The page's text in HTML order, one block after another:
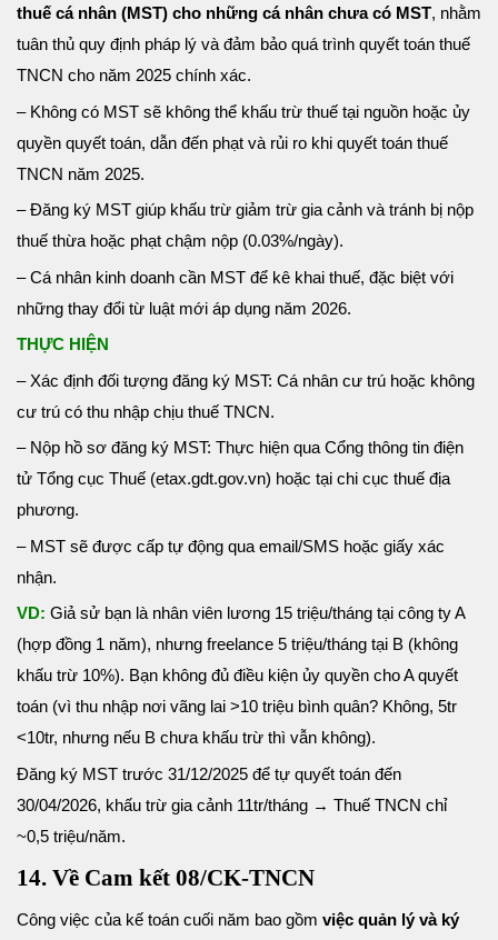
thuế cá nhân (MST) cho những cá nhân chưa có MST, nhằm
tuân thủ quy định pháp lý và đảm bảo quá trình quyết toán thuế
TNCN cho năm 2025 chính xác.
– Không có MST sẽ không thể khấu trừ thuế tại nguồn hoặc ủy
quyền quyết toán, dẫn đến phạt và rủi ro khi quyết toán thuế
TNCN năm 2025.
– Đăng ký MST giúp khấu trừ giảm trừ gia cảnh và tránh bị nộp
thuế thừa hoặc phạt chậm nộp (0.03%/ngày).
– Cá nhân kinh doanh cần MST để kê khai thuế, đặc biệt với
những thay đổi từ luật mới áp dụng năm 2026.
THỰC HIỆN
– Xác định đối tượng đăng ký MST: Cá nhân cư trú hoặc không
cư trú có thu nhập chịu thuế TNCN.
– Nộp hồ sơ đăng ký MST: Thực hiện qua Cổng thông tin điện
tử Tổng cục Thuế (etax.gdt.gov.vn) hoặc tại chi cục thuế địa
phương.
– MST sẽ được cấp tự động qua email/SMS hoặc giấy xác
nhận.
VD: Giả sử bạn là nhân viên lương 15 triệu/tháng tại công ty A
(hợp đồng 1 năm), nhưng freelance 5 triệu/tháng tại B (không
khấu trừ 10%). Bạn không đủ điều kiện ủy quyền cho A quyết
toán (vì thu nhập nơi vãng lai >10 triệu bình quân? Không, 5tr
<10tr, nhưng nếu B chưa khấu trừ thì vẫn không).
Đăng ký MST trước 31/12/2025 để tự quyết toán đến
30/04/2026, khấu trừ gia cảnh 11tr/tháng → Thuế TNCN chỉ
~0,5 triệu/năm.
14. Về Cam kết 08/CK-TNCN
Công việc của kế toán cuối năm bao gồm việc quản lý và ký